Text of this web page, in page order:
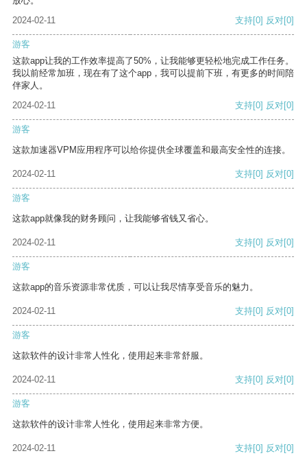
2024-02-11
支持[0] 反对[0]
游客
这款app让我的工作效率提高了50%，让我能够更轻松地完成工作任务。
我以前经常加班，现在有了这个app，我可以提前下班，有更多的时间陪
伴家人。
2024-02-11
支持[0] 反对[0]
游客
这款加速器VPM应用程序可以给你提供全球覆盖和最高安全性的连接。
2024-02-11 支持[0] 反对[0]
游客
这款app就像我的财务顾问，让我能够省钱又省心。
2024-02-11 支持[0] 反对[0]
游客
这款app的音乐资源非常优质，可以让我尽情享受音乐的魅力。
2024-02-11 支持[0] 反对[0]
游客
这款软件的设计非常人性化，使用起来非常舒服。
2024-02-11 支持[0] 反对[0]
游客
这款软件的设计非常人性化，使用起来非常方便。
2024-02-11 支持[0] 反对[0]